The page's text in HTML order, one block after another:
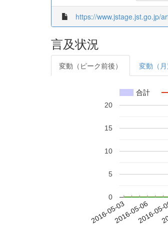
https://www.jstage.jst.go.jp/
言及状況
変動（ピーク前後） 変動（月
合計
2016-05-032016-05-06
2016-
0
5
10
15
20